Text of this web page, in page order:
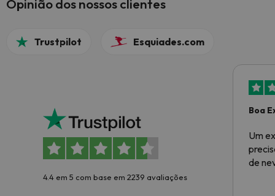
Opinião dos nossos clientes
Trustpilot Esquiades.com
4.4 em 5 com base em 2239 avaliações
Boa
Um
de